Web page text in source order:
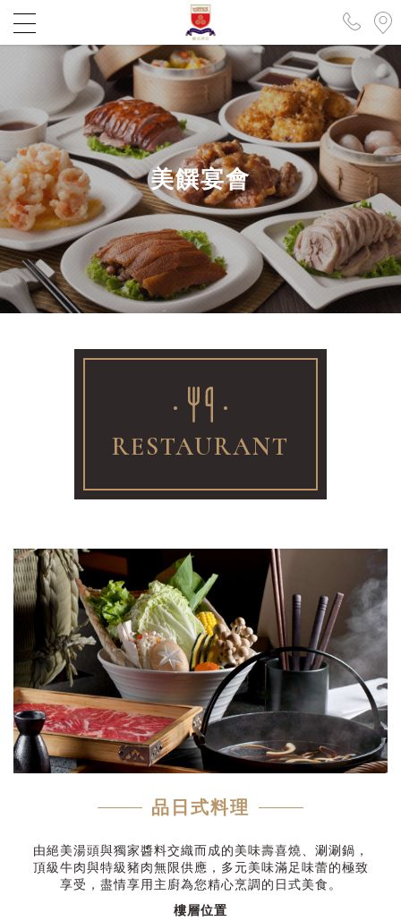
繁中 EN 日本語 簡中 한국어
美饌宴會
RESTAURANT
品日式料理
由絕美湯頭與獨家醬料交織而成的美味壽喜燒、涮涮鍋，
頂級牛肉與特級豬肉無限供應，多元美味滿足味蕾的極致
享受，盡情享用主廚為您精心烹調的日式美食。
樓層位置